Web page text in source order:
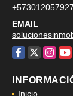
TELÉFONO
+573012057927
EMAIL